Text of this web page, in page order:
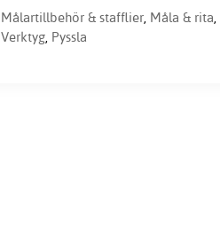
Målartillbehör & stafflier, Måla & rita,
Verktyg, Pyssla